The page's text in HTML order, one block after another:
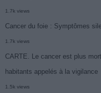
1.7k views
Cancer du foie : Symptômes
1.7k views
CARTE. Le cancer est plus
habitants appelés à la vigilance
1.5k views